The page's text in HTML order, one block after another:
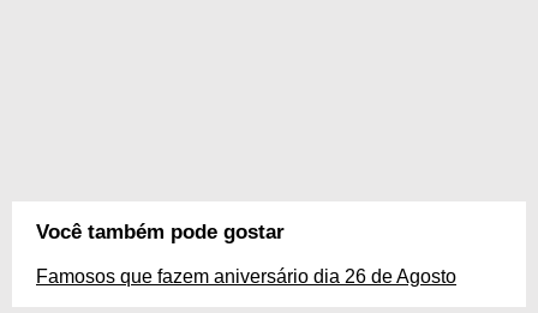
Você também pode gostar
Famosos que fazem aniversário dia 26 de Agosto